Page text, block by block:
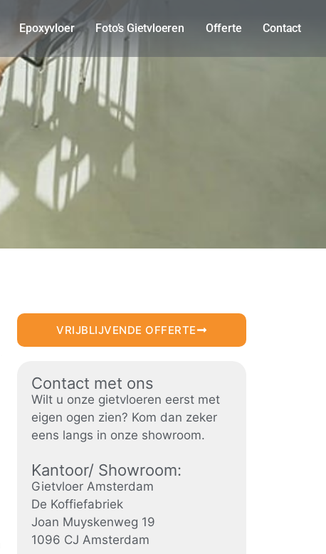
Epoxyvloer Foto’s Gietvloeren Offerte Contact
VRIJBLIJVENDE OFFERTE
Contact met ons
Wilt u onze gietvloeren eerst met
eigen ogen zien? Kom dan zeker
eens langs in onze showroom.
Kantoor/ Showroom:
Gietvloer Amsterdam
De Koffiefabriek
Joan Muyskenweg 19
1096 CJ Amsterdam